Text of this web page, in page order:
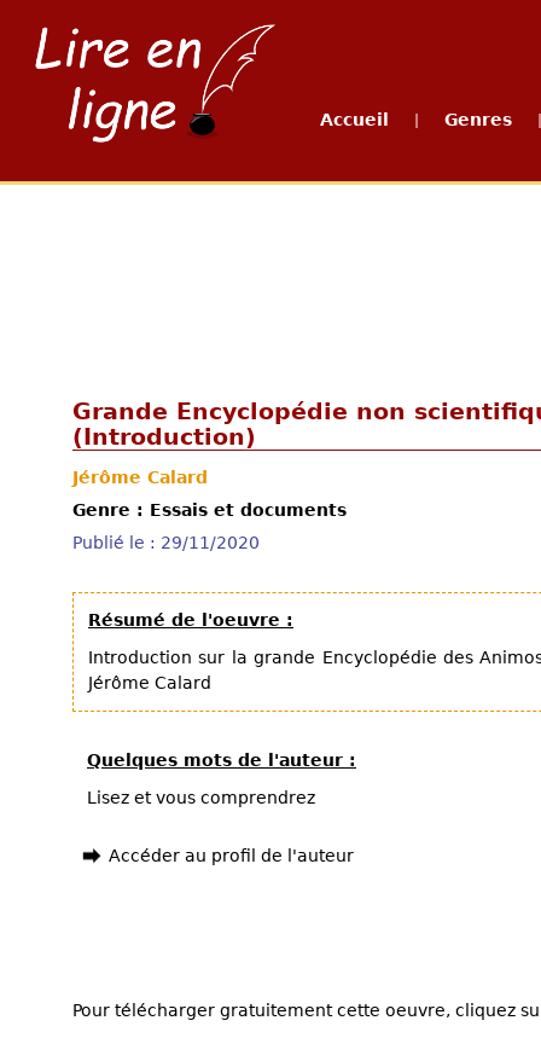
Accueil Genres
Grande Encyclopédie non
(Introduction)
Jérôme Calard
Genre : Essais et documents
Publié le : 29/11/2020
Résumé de l'oeuvre :
Introduction sur la grande Encyclopédie des
Jérôme Calard
Quelques mots de l'auteur :
Lisez et vous comprendrez
Accéder au profil de l'auteur
Pour télécharger gratuitement cette oeuvre, cliquez